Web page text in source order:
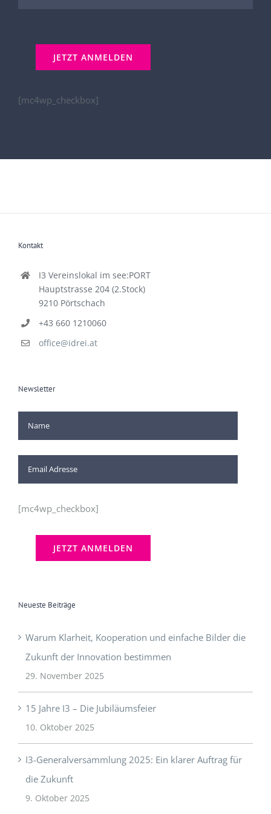
[mc4wp_checkbox]
Kontakt
I3 Vereinslokal im see:PORT
Hauptstrasse 204 (2.Stock)
9210 Pörtschach
+43 660 1210060
office@idrei.at
Newsletter
[mc4wp_checkbox]
Neueste Beiträge
Warum Klarheit, Kooperation und einfache Bilder die
Zukunft der Innovation bestimmen
29. November 2025
15 Jahre I3 – Die Jubiläumsfeier
10. Oktober 2025
I3-Generalversammlung 2025: Ein klarer Auftrag für
die Zukunft
9. Oktober 2025